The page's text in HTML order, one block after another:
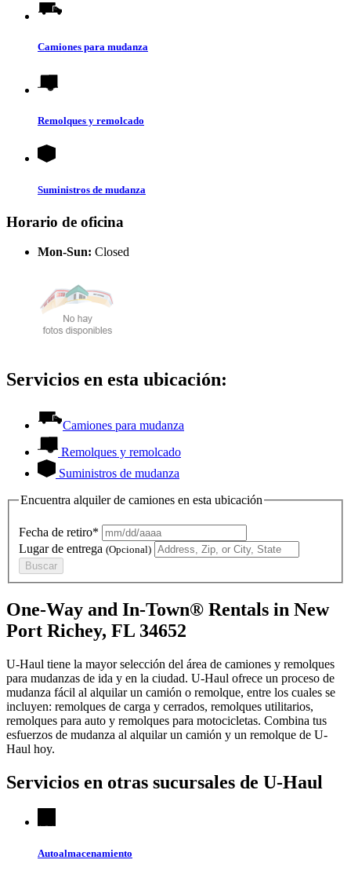
Camiones para mudanza
Remolques y remolcado
Suministros de mudanza
Horario de oficina
Mon-Sun: Closed
Servicios en esta ubicación:
Camiones para mudanza
Remolques y remolcado
Suministros de mudanza
Encuentra alquiler de camiones en esta ubicación
Fecha de retiro*
Lugar de entrega (Opcional)
Buscar
One-Way and In-Town® Rentals in New
Port Richey, FL 34652
U-Haul tiene la mayor selección del área de camiones y remolques
para mudanzas de ida y en la ciudad. U-Haul ofrece un proceso de
mudanza fácil al alquilar un camión o remolque, entre los cuales se
incluyen: remolques de carga y cerrados, remolques utilitarios,
remolques para auto y remolques para motocicletas. Combina tus
esfuerzos de mudanza al alquilar un camión y un remolque de U-
Haul hoy.
Servicios en otras sucursales de U-Haul
Autoalmacenamiento